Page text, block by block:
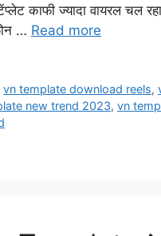
काफी ज्यादा वायरल चल
… Read more
vn template download reels,
new trend 2023, vn